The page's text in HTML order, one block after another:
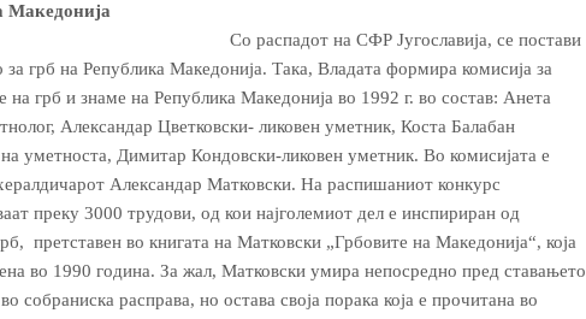
Македонија
Со распадот на СФР Југославија, се постави
грб на Република Македонија. Така, Владата формира комисија за
на грб и знаме на Република Македонија во 1992 г. во состав: Анета
Александар Цветковски- ликовен уметник, Коста Балабан
уметноста, Димитар Кондовски-ликовен уметник. Во комисијата е
Александар Матковски. На распишаниот конкурс
преку 3000 трудови, од кои најголемиот дел е инспириран од
претставен во книгата на Матковски „Грбовите на Македонија“, која
во 1990 година. За жал, Матковски умира непосредно пред ставањето
собраниска расправа, но остава своја порака која е прочитана во